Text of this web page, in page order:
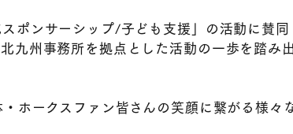
ポンサーシップ/子ども支援」の活動に賛同
九州事務所を拠点とした活動の一歩を踏み
ホークスファン皆さんの笑顔に繋がる様々